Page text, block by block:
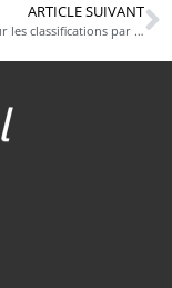
ARTICLE SUIVANT
Formation sur les classifications par l’IFIS et le LEEM